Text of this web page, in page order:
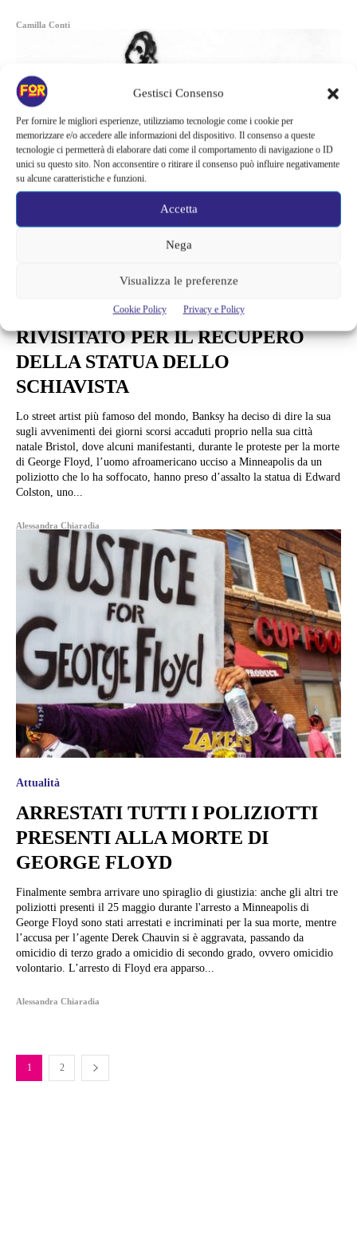
Gestisci Consenso
Per fornire le migliori esperienze, utilizziamo tecnologie come i cookie per
memorizzare e/o accedere alle informazioni del dispositivo. Il consenso a queste
tecnologie ci permetterà di elaborare dati come il comportamento di navigazione o ID
unici su questo sito. Non acconsentire o ritirare il consenso può influire negativamente
su alcune caratteristiche e funzioni.
Accetta
Nega
Visualizza le preferenze
Cookie Policy Privacy e Policy
Camilla Conti
BANKSY: IL PROGETTO
RIVISITATO PER IL RECUPERO
DELLA STATUA DELLO
SCHIAVISTA
Lo street artist più famoso del mondo, Banksy ha deciso di dire la sua
sugli avvenimenti dei giorni scorsi accaduti proprio nella sua città
natale Bristol, dove alcuni manifestanti, durante le proteste per la morte
di George Floyd, l’uomo afroamericano ucciso a Minneapolis da un
poliziotto che lo ha soffocato, hanno preso d’assalto la statua di Edward
Colston, uno...
Alessandra Chiaradia
Attualità
ARRESTATI TUTTI I POLIZIOTTI
PRESENTI ALLA MORTE DI
GEORGE FLOYD
Finalmente sembra arrivare uno spiraglio di giustizia: anche gli altri tre
poliziotti presenti il 25 maggio durante l'arresto a Minneapolis di
George Floyd sono stati arrestati e incriminati per la sua morte, mentre
l’accusa per l’agente Derek Chauvin si è aggravata, passando da
omicidio di terzo grado a omicidio di secondo grado, ovvero omicidio
volontario. L’arresto di Floyd era apparso...
Alessandra Chiaradia
1 2